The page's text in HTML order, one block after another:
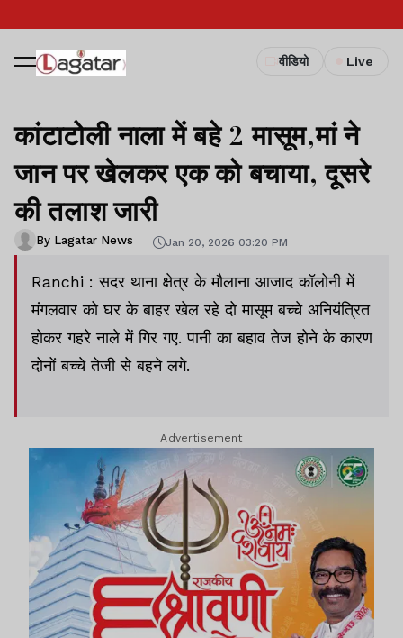
वीडियो Live
कांटाटोली नाला में बहे 2 मासूम,मां ने
जान पर खेलकर एक को बचाया, दूसरे
की तलाश जारी
By Lagatar News Jan 20, 2026 03:20 PM
Ranchi : सदर थाना क्षेत्र के मौलाना आजाद कॉलोनी में
मंगलवार को घर के बाहर खेल रहे दो मासूम बच्चे अनियंत्रित
होकर गहरे नाले में गिर गए. पानी का बहाव तेज होने के कारण
दोनों बच्चे तेजी से बहने लगे.
Advertisement